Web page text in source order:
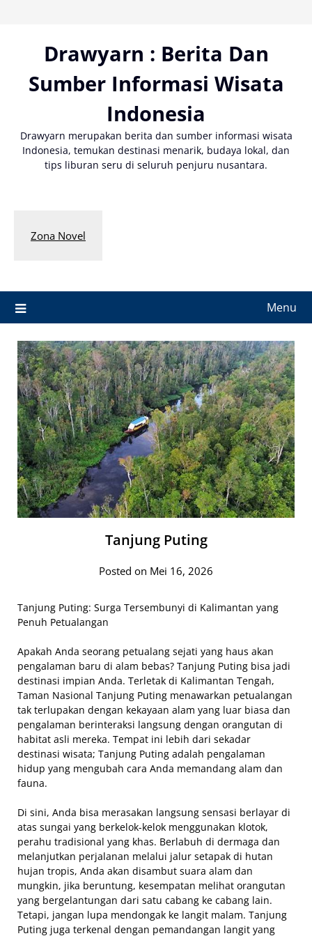
Drawyarn : Berita Dan
Sumber Informasi Wisata
Indonesia
Drawyarn merupakan berita dan sumber informasi wisata
Indonesia, temukan destinasi menarik, budaya lokal, dan
tips liburan seru di seluruh penjuru nusantara.
Zona Novel
Menu
Tanjung Puting
Posted on Mei 16, 2026
Tanjung Puting: Surga Tersembunyi di Kalimantan yang
Penuh Petualangan
Apakah Anda seorang petualang sejati yang haus akan
pengalaman baru di alam bebas? Tanjung Puting bisa jadi
destinasi impian Anda. Terletak di Kalimantan Tengah,
Taman Nasional Tanjung Puting menawarkan petualangan
tak terlupakan dengan kekayaan alam yang luar biasa dan
pengalaman berinteraksi langsung dengan orangutan di
habitat asli mereka. Tempat ini lebih dari sekadar
destinasi wisata; Tanjung Puting adalah pengalaman
hidup yang mengubah cara Anda memandang alam dan
fauna.
Di sini, Anda bisa merasakan langsung sensasi berlayar di
atas sungai yang berkelok-kelok menggunakan klotok,
perahu tradisional yang khas. Berlabuh di dermaga dan
melanjutkan perjalanan melalui jalur setapak di hutan
hujan tropis, Anda akan disambut suara alam dan
mungkin, jika beruntung, kesempatan melihat orangutan
yang bergelantungan dari satu cabang ke cabang lain.
Tetapi, jangan lupa mendongak ke langit malam. Tanjung
Puting juga terkenal dengan pemandangan langit yang